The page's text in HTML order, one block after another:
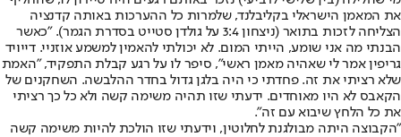
את המאמן הישראלי בקליבלנד, שלמרות כל ההערכות באותה קדנציה
הצליחה לזכות בתואר (ניצחון 3:4 על גולדן סטייט בסדרת הגמר). "כאשר
הבנתי מה אני שומע, הייתי המום. לא יכולתי להאמין למשמע אוזניי. דייויד
גריפין אמר לי שאהיה מאמן ראשי", סיפר לו על רגע קבלת התפקיד, "האמת
שלא רציתי את זה. פחדתי כי היה בלגן גדול בחדר ההלבשה. השחקנים של
הקאבס לא היו מאוחדים. ידעתי שזו תהיה משימה קשה ולא כל כך רציתי
את כל הלחץ שיבוא עם זה".
"הקבוצה היתה מבולגנת לחלוטין, וידעתי שזו הולכת להיות משימה קשה